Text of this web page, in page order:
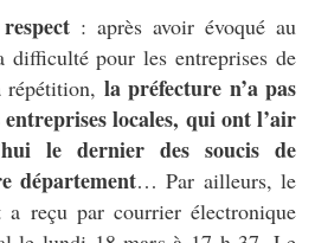
: après avoir évoqué au
difficulté pour les entreprises de
répétition, la préfecture n’a pas
locales, qui ont l’air
le dernier des soucis de
département… Par ailleurs, le
reçu par courrier électronique